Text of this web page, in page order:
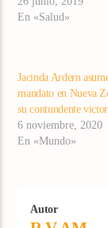
En «Salud»
Jacinda Ardern
mandato en Nueva
su contundente
6 noviembre, 2020
En «Mundo»
Autor